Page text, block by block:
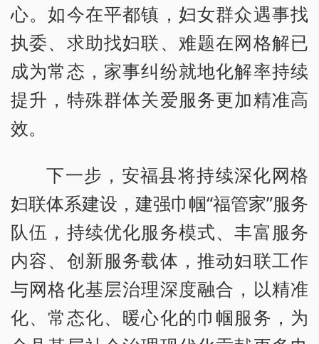
心。如今在平都镇，妇女群众遇事找
执委、求助找妇联、难题在网格解已
成为常态，家事纠纷就地化解率持续
提升，特殊群体关爱服务更加精准高
效。
下一步，安福县将持续深化网格
妇联体系建设，建强巾帼“福管家”服务
队伍，持续优化服务模式、丰富服务
内容、创新服务载体，推动妇联工作
与网格化基层治理深度融合，以精准
化、常态化、暖心化的巾帼服务，为